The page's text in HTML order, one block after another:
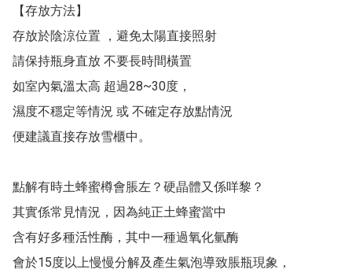
【存放方法】
存放於陰涼位置 ，避免太陽直接照射
請保持瓶身直放 不要長時間橫置
如室內氣溫太高 超過28~30度，
濕度不穩定等情況 或 不確定存放點情況
便建議直接存放雪櫃中。
點解有時土蜂蜜樽會脹左？硬晶體又係咩黎？
其實係常見情況，因為純正土蜂蜜當中
含有好多種活性酶，其中一種過氧化氫酶
會於15度以上慢慢分解及產生氣泡導致脹瓶現象，